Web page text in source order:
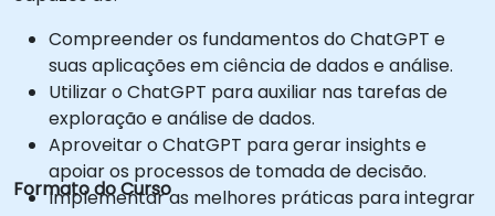
Compreender os fundamentos do ChatGPT e
suas aplicações em ciência de dados e análise.
Utilizar o ChatGPT para auxiliar nas tarefas de
exploração e análise de dados.
Aproveitar o ChatGPT para gerar insights e
apoiar os processos de tomada de decisão.
Implementar as melhores práticas para integrar
Formato do Curso